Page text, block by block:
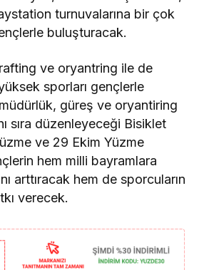
turnuvalarına bir çok
buluşturacak.
ve oryantring ile de
sporları gençlerle
güreş ve oryantiring
sıra düzenleyeceği Bisiklet
ve 29 Ekim Yüzme
hem milli bayramlara
arttıracak hem de sporcuların
verecek.